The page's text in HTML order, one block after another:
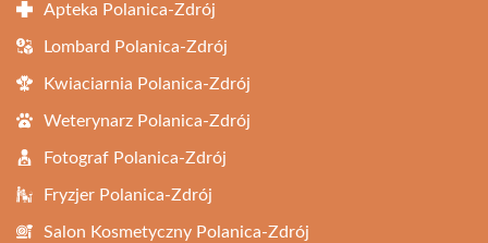
Apteka Polanica-Zdrój
Lombard Polanica-Zdrój
Kwiaciarnia Polanica-Zdrój
Weterynarz Polanica-Zdrój
Fotograf Polanica-Zdrój
Fryzjer Polanica-Zdrój
Salon Kosmetyczny Polanica-Zdrój